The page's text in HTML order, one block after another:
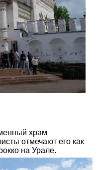
храм
отмечают его как
на Урале.